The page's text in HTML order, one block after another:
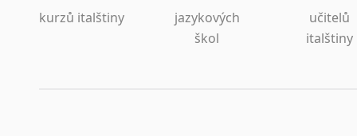
kurzů italštiny
jazykových
škol
učitelů
italštiny